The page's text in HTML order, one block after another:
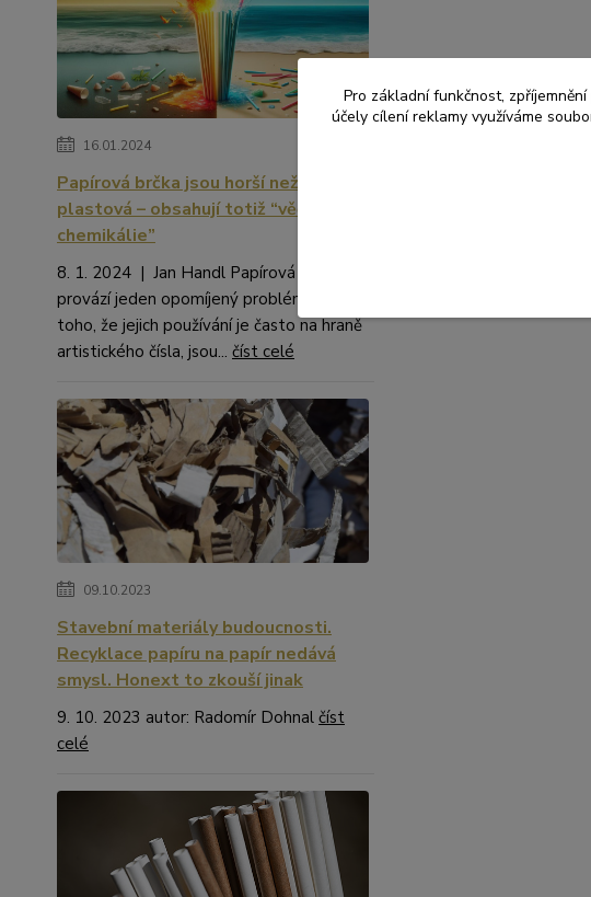
16.01.2024
Papírová brčka jsou horší než
plastová – obsahují totiž “věčné
chemikálie”
8. 1. 2024 | Jan Handl Papírová brčka
provází jeden opomíjený problém. Kromě
toho, že jejich používání je často na hraně
artistického čísla, jsou... číst celé
09.10.2023
Stavební materiály budoucnosti.
Recyklace papíru na papír nedává
smysl. Honext to zkouší jinak
9. 10. 2023 autor: Radomír Dohnal číst
celé
Pro základní funkčnost,
účely cílení reklamy využíváme